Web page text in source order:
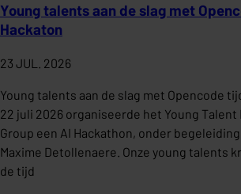
Young talents aan de slag met
Hackaton
23 JUL. 2026
Young talents aan de slag met Opencode
22 juli 2026 organiseerde het Young Talent
Group een AI Hackathon, onder
Maxime Detollenaere. Onze young talents
de tijd